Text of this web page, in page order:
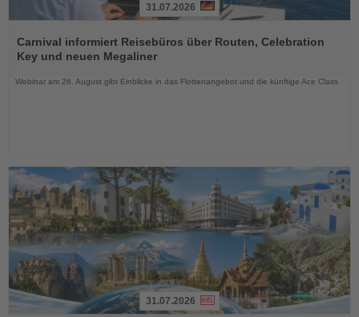
Sie
die
Nachrichten
31.07.2026
Carnival informiert Reisebüros über Routen, Celebration
Key und neuen Megaliner
Webinar am 26. August gibt Einblicke in das Flottenangebot und die künftige Ace Class
31.07.2026